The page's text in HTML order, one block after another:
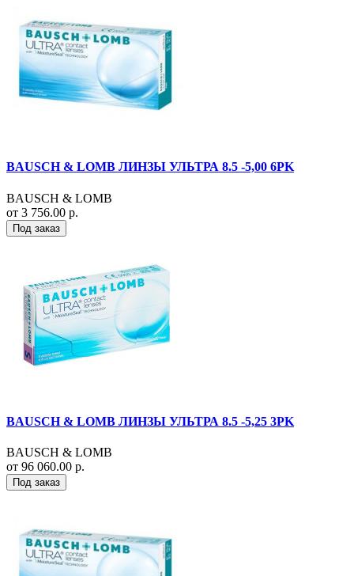
BAUSCH & LOMB ЛИНЗЫ УЛЬТРА 8.5 -5,00 6PK
BAUSCH & LOMB
от 3 756.00 р.
Под заказ
BAUSCH & LOMB ЛИНЗЫ УЛЬТРА 8.5 -5,25 3PK
BAUSCH & LOMB
от 96 060.00 р.
Под заказ